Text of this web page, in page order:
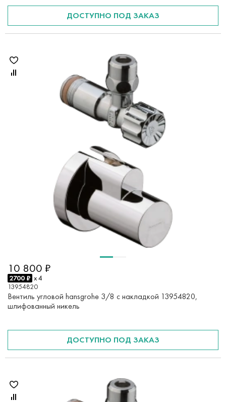
ДОСТУПНО ПОД ЗАКАЗ
10 800 ₽
2700 ₽ x 4
13954820
Вентиль угловой hansgrohe 3/8 с накладкой 13954820,
шлифованный никель
ДОСТУПНО ПОД ЗАКАЗ